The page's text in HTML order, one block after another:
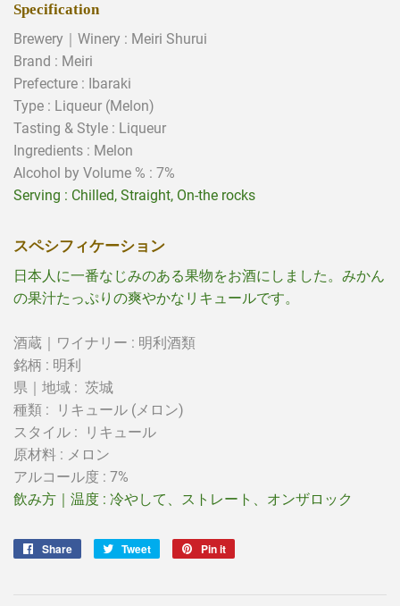
Specification
Brewery｜Winery : Meiri Shurui
Brand : Meiri
Prefecture : Ibaraki
Type : Liqueur (Melon)
Tasting & Style : Liqueur
Ingredients : Melon
Alcohol by Volume % : 7%
Serving : Chilled, Straight, On-the rocks
スペシフィケーション
日本人に一番なじみのある果物をお酒にしました。みかん
の果汁たっぷりの爽やかなリキュールです。
酒蔵｜ワイナリー : 明利酒類
銘柄 : 明利
県｜地域 : 茨城
種類 :
リキュール (メロン)
スタイル :
リキュール
原材料 : メロン
アルコール度 : 7%
飲み方｜温度 : 冷やして、 ストレート、 オンザロック
Share
Share
Tweet
Tweet
Pin it